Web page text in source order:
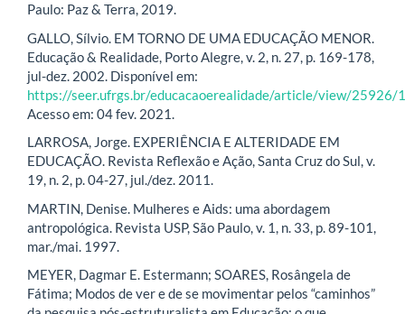
Paulo: Paz & Terra, 2019.
GALLO, Sílvio. EM TORNO DE UMA EDUCAÇÃO MENOR.
Educação & Realidade, Porto Alegre, v. 2, n. 27, p. 169-178,
jul-dez. 2002. Disponível em:
https://seer.ufrgs.br/educacaoerealidade/article/view/25926/
Acesso em: 04 fev. 2021.
LARROSA, Jorge. EXPERIÊNCIA E ALTERIDADE EM
EDUCAÇÃO. Revista Reflexão e Ação, Santa Cruz do Sul, v.
19, n. 2, p. 04-27, jul./dez. 2011.
MARTIN, Denise. Mulheres e Aids: uma abordagem
antropológica. Revista USP, São Paulo, v. 1, n. 33, p. 89-101,
mar./mai. 1997.
MEYER, Dagmar E. Estermann; SOARES, Rosângela de
Fátima; Modos de ver e de se movimentar pelos “caminhos”